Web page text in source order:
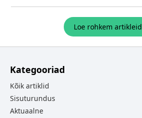
Loe rohkem artikleid
Kategooriad
Kõik artiklid
Sisuturundus
Aktuaalne